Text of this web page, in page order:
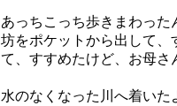
っちこっち歩きまわった
をポケットから出して、
、すすめたけど、お母さ
のなくなった川へ着いた